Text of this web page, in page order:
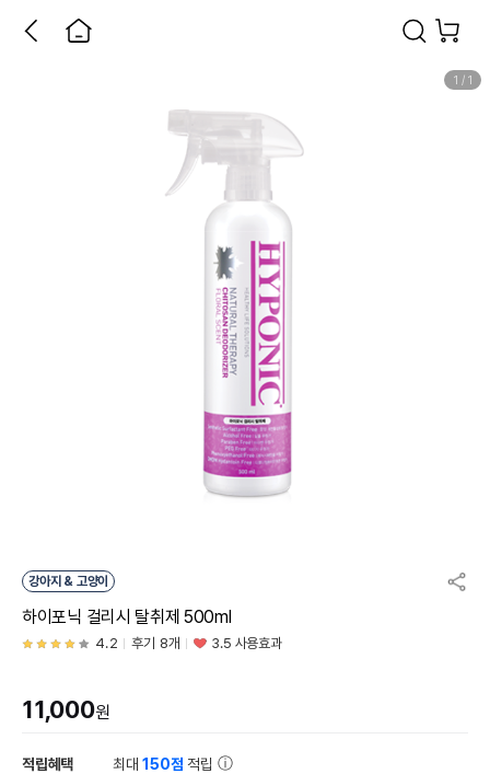
1 / 1
강아지 & 고양이
하이포닉 걸리시 탈취제 500ml
4.2 후기 8개 3.5 사용효과
11,000원
적립혜택 최대150점 적립